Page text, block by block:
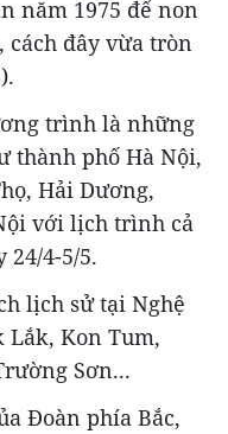
năm 1975 để non
cách đây vừa tròn
trình là những
thành phố Hà Nội,
Hải Dương,
với lịch trình cả
24/4-5/5.
lịch sử tại Nghệ
Lắk, Kon Tum,
Sơn...
Đoàn phía Bắc,